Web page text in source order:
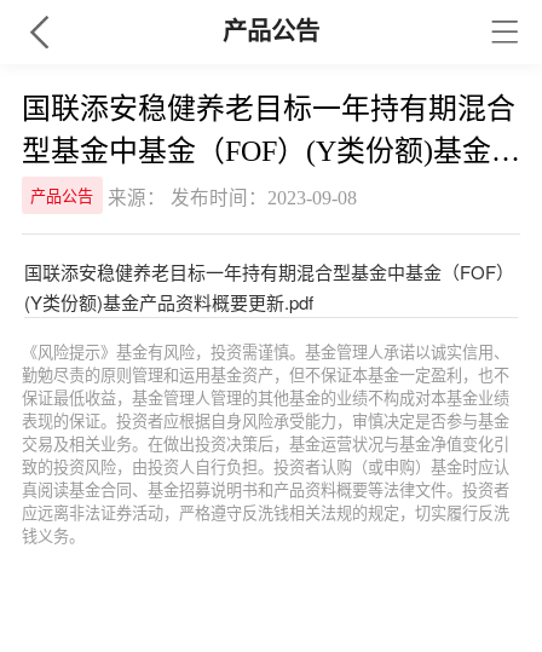
产品公告
国联添安稳健养老目标一年持有期混合
型基金中基金（FOF）(Y类份额)基金产
品资料概要更新
产品公告 来源： 发布时间：2023-09-08
国联添安稳健养老目标一年持有期混合型基金中基金（FOF）
(Y类份额)基金产品资料概要更新.pdf
《风险提示》基金有风险，投资需谨慎。基金管理人承诺以诚实信用、
勤勉尽责的原则管理和运用基金资产，但不保证本基金一定盈利，也不
保证最低收益，基金管理人管理的其他基金的业绩不构成对本基金业绩
表现的保证。投资者应根据自身风险承受能力，审慎决定是否参与基金
交易及相关业务。在做出投资决策后，基金运营状况与基金净值变化引
致的投资风险，由投资人自行负担。投资者认购（或申购）基金时应认
真阅读基金合同、基金招募说明书和产品资料概要等法律文件。投资者
应远离非法证券活动，严格遵守反洗钱相关法规的规定，切实履行反洗
钱义务。